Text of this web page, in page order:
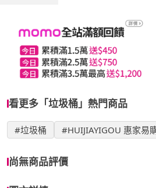
看更多「垃圾桶」熱門商品
#垃圾桶 #HUIJIAYIGOU 惠家易
尚無商品評價